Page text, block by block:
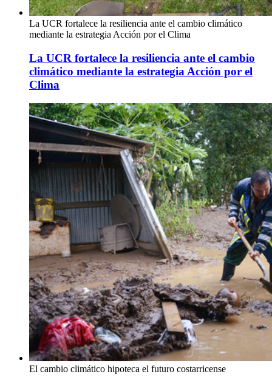
La UCR fortalece la resiliencia ante el cambio climático
mediante la estrategia Acción por el Clima
La UCR fortalece la resiliencia ante el cambio
climático mediante la estrategia Acción por el
Clima
El cambio climático hipoteca el futuro costarricense